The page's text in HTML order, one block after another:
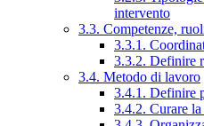
intervento
3.3. Competenze,
3.3.1.
3.3.2. Definire
3.4. Metodo di lavoro
3.4.1. Definire
3.4.2. Curare